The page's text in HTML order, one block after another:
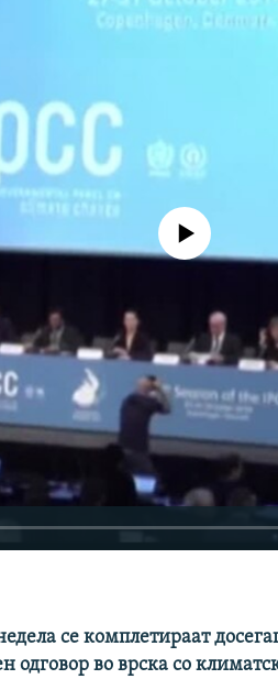
No media source currently
се комплетираат
одговор во врска со